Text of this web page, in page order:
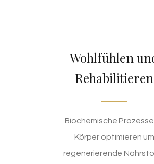
Wohlfühlen
Rehabilitieren
Biochemische Prozesse
Körper optimieren um
regenerierende